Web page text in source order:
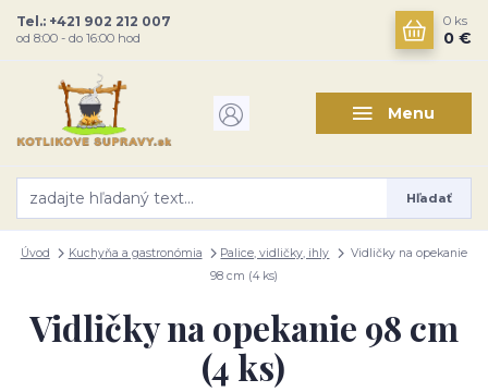
Menu
Hľadať
Tel.: +421 902 212 007
od 8:00 - do 16:00 hod
0 ks
0 €
Úvod Kuchyňa a gastronómia Palice, vidličky, ihly
Vidličky na opekanie
98 cm (4 ks)
Vidličky na opekanie 98 cm
(4 ks)